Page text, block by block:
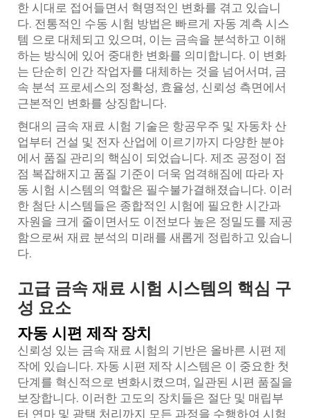
한 시대로 접어들면서 혁명적인 변화를 겪고 있습니
다. 전통적인 수동 시험 방법은 빠르게 자동 계측 시스
템 으로 대체되고 있으며, 이는 금속을 분석하고 이해
하는 방식에 있어 중대한 변화를 의미합니다. 이 변화
는 단순히 인간 작업자를 대체하는 것을 넘어서며, 금
속 분석 프로세스의 정확성, 효율성, 신뢰성 측면에서
근본적인 변화를 상징합니다.
현대의 금속 재료 시험 기술은 항공우주 및 자동차 산
업부터 건설 및 전자 산업에 이르기까지 다양한 분야
에서 품질 관리의 핵심이 되었습니다. 제조 공정이 점
점 복잡해지고 품질 기준이 더욱 엄격해짐에 따라 자
동 시험 시스템의 역할은 필수불가결해졌습니다. 이러
한 첨단 시스템들은 종합적인 시험에 필요한 시간과
자원을 크게 줄이면서도 이전보다 높은 정밀도를 제공
함으로써 재료 분석의 미래를 새롭게 정립하고 있습니
다.
고급 금속 재료 시험 시스템의 핵심 구
성 요소
자동 시편 제작 장치
신뢰성 있는 금속 재료 시험의 기반은 올바른 시편 제
작에 있습니다. 자동 시편 제작 시스템은 이 중요한 첫
단계를 혁신적으로 변화시켰으며, 일관된 시편 품질을
보장합니다. 이러한 고도의 장치들은 절단 및 매립부
터 연마 및 광택 처리까지 모든 과정을 수행하여 시험